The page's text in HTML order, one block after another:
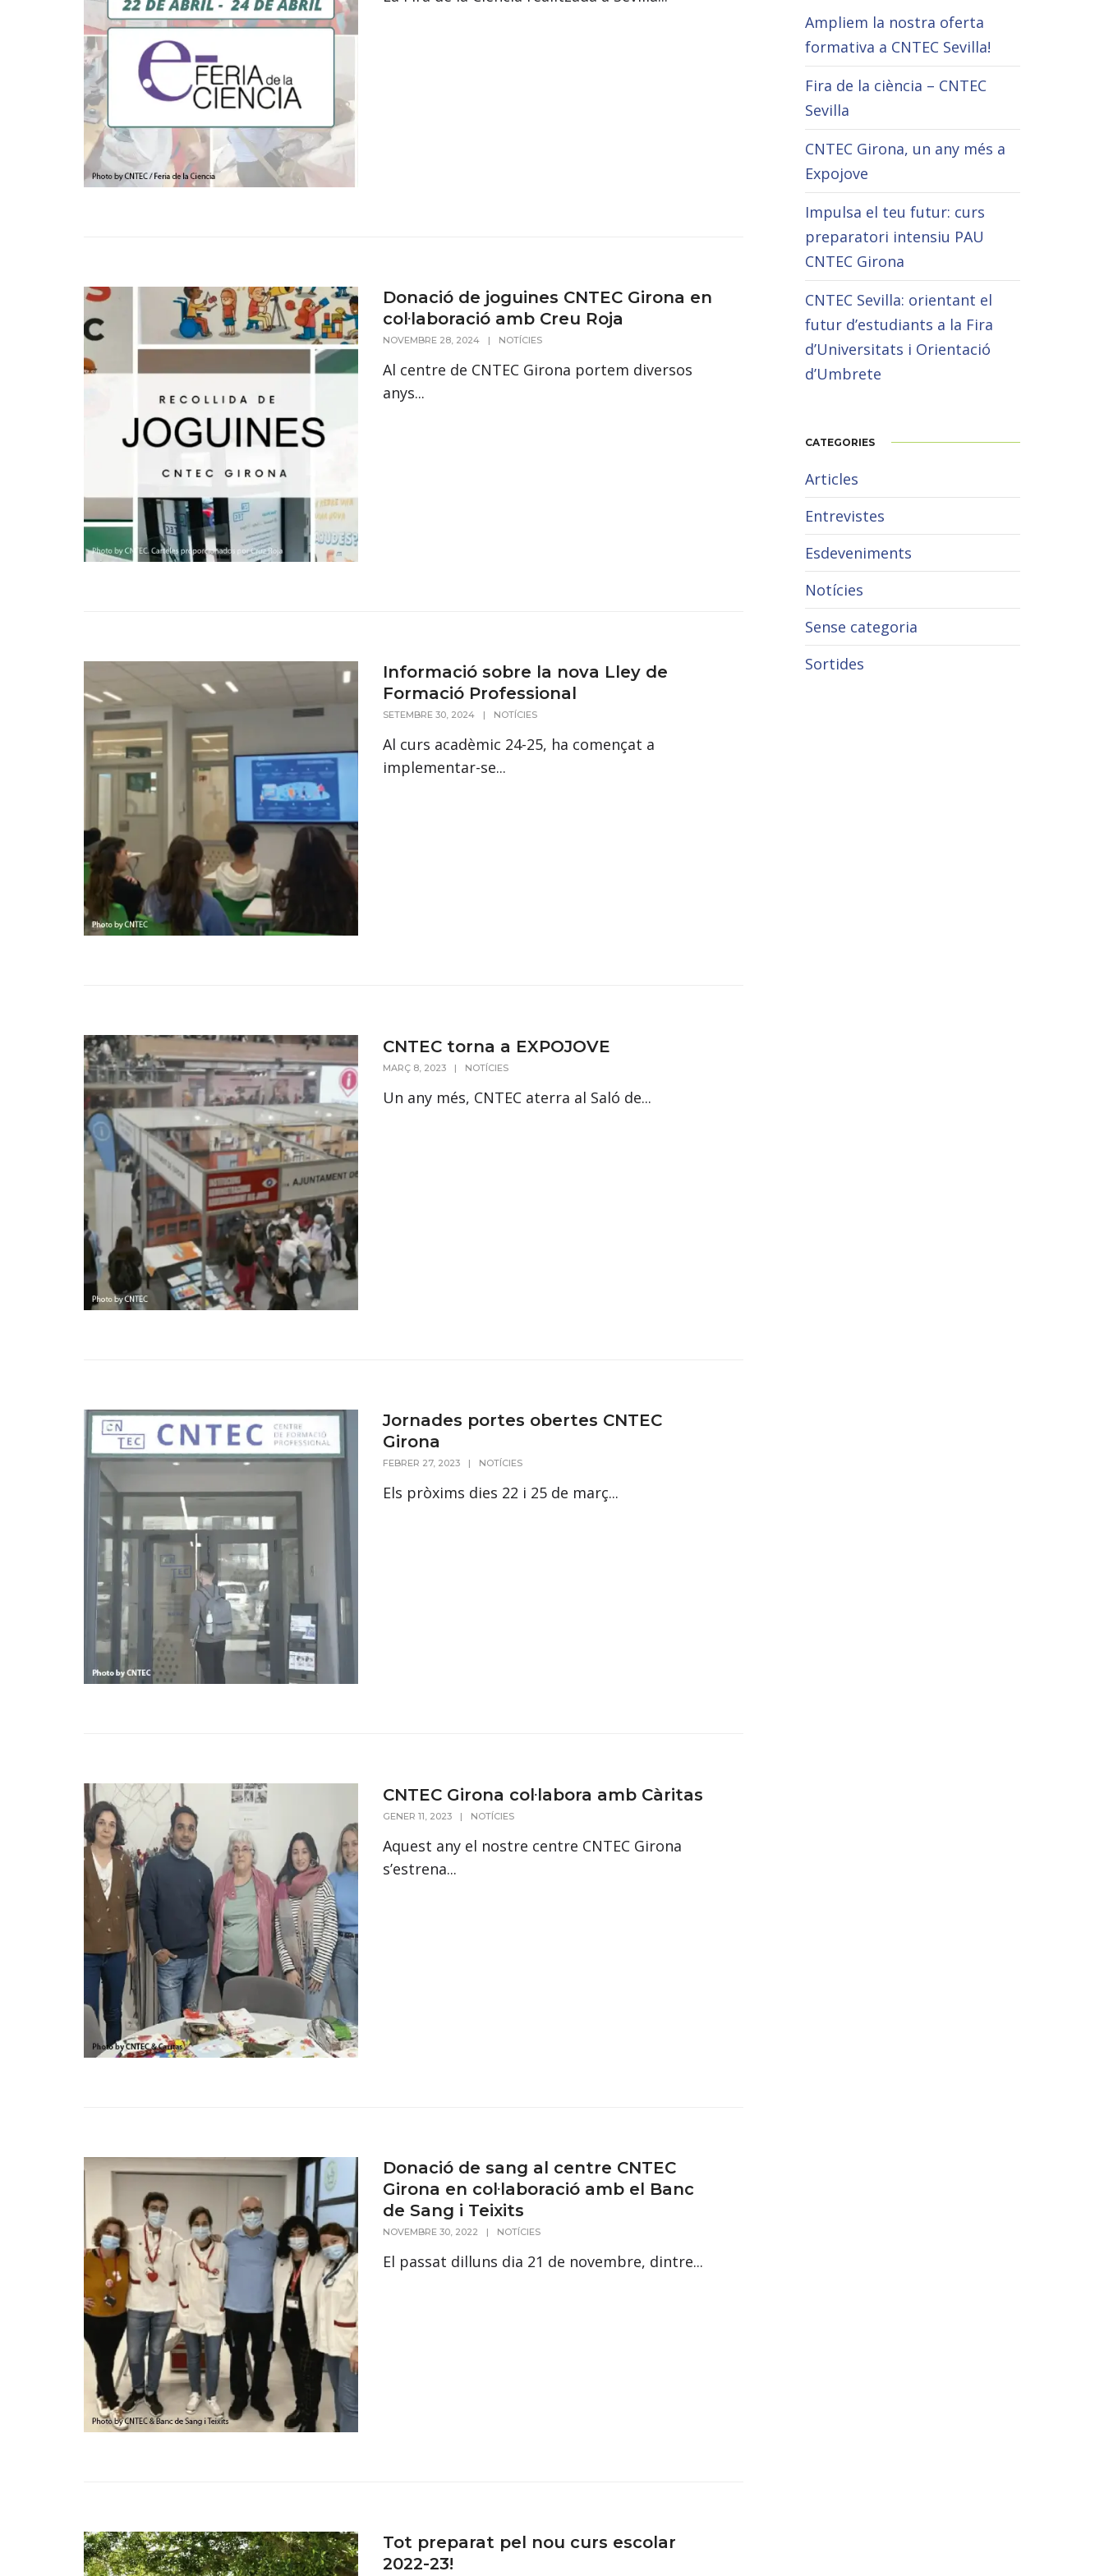
Donació de joguines CNTEC Girona en
col·laboració amb Creu Roja
NOVEMBRE 28, 2024 | NOTÍCIES
Al centre de CNTEC Girona portem diversos
anys...
Informació sobre la nova Lley de
Formació Professional
SETEMBRE 30, 2024 | NOTÍCIES
Al curs acadèmic 24-25, ha començat a
implementar-se...
CNTEC torna a EXPOJOVE
MARÇ 8, 2023 | NOTÍCIES
Un any més, CNTEC aterra al Saló de...
Jornades portes obertes CNTEC
Girona
FEBRER 27, 2023 | NOTÍCIES
Els pròxims dies 22 i 25 de març...
CNTEC Girona col·labora amb Càritas
GENER 11, 2023 | NOTÍCIES
Aquest any el nostre centre CNTEC Girona
s’estrena...
Donació de sang al centre CNTEC
Girona en col·laboració amb el Banc
de Sang i Teixits
NOVEMBRE 30, 2022 | NOTÍCIES
El passat dilluns dia 21 de novembre, dintre...
Tot preparat pel nou curs escolar
2022-23!
Ampliem la nostra oferta
formativa a CNTEC Sevilla!
Fira de la ciència – CNTEC
Sevilla
CNTEC Girona, un any més a
Expojove
Impulsa el teu futur: curs
preparatori intensiu PAU
CNTEC Girona
CNTEC Sevilla: orientant el
futur d’estudiants a la Fira
d’Universitats i Orientació
d’Umbrete
CATEGORIES
Articles
Entrevistes
Esdeveniments
Notícies
Sense categoria
Sortides